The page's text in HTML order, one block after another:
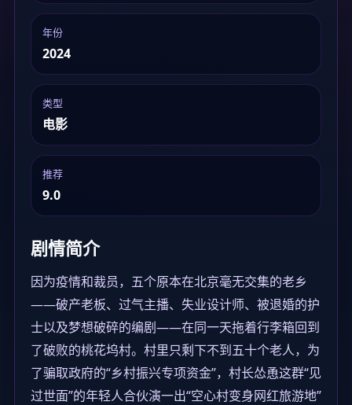
年份
2024
类型
电影
推荐
9.0
剧情简介
因为疫情和裁员，五个原本在北京毫无交集的老乡
——破产老板、过气主播、失业设计师、被退婚的护
士以及梦想破碎的编剧——在同一天拖着行李箱回到
了破败的桃花坞村。村里只剩下不到五十个老人，为
了骗取政府的“乡村振兴专项资金”，村长怂恿这群“见
过世面”的年轻人合伙演一出“空心村变身网红旅游地”